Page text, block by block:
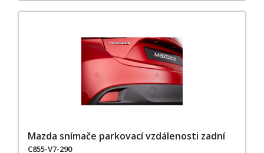
Mazda snímače parkovací vzdálenosti zadní
C855-V7-290